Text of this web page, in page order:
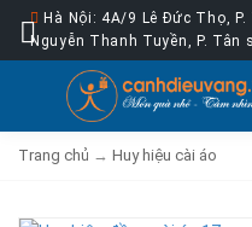
Hà Nội: 4A/9 Lê Đức Thọ,
Nguyễn Thanh Tuyền, P. Tân
Trang chủ → Huy hiệu cài áo